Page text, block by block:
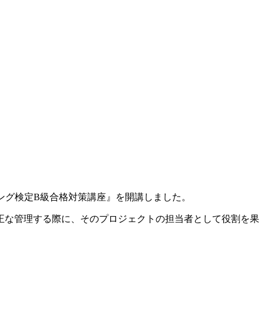
検定B級合格対策講座』を開講しました。
管理する際に、そのプロジェクトの担当者として役割を果